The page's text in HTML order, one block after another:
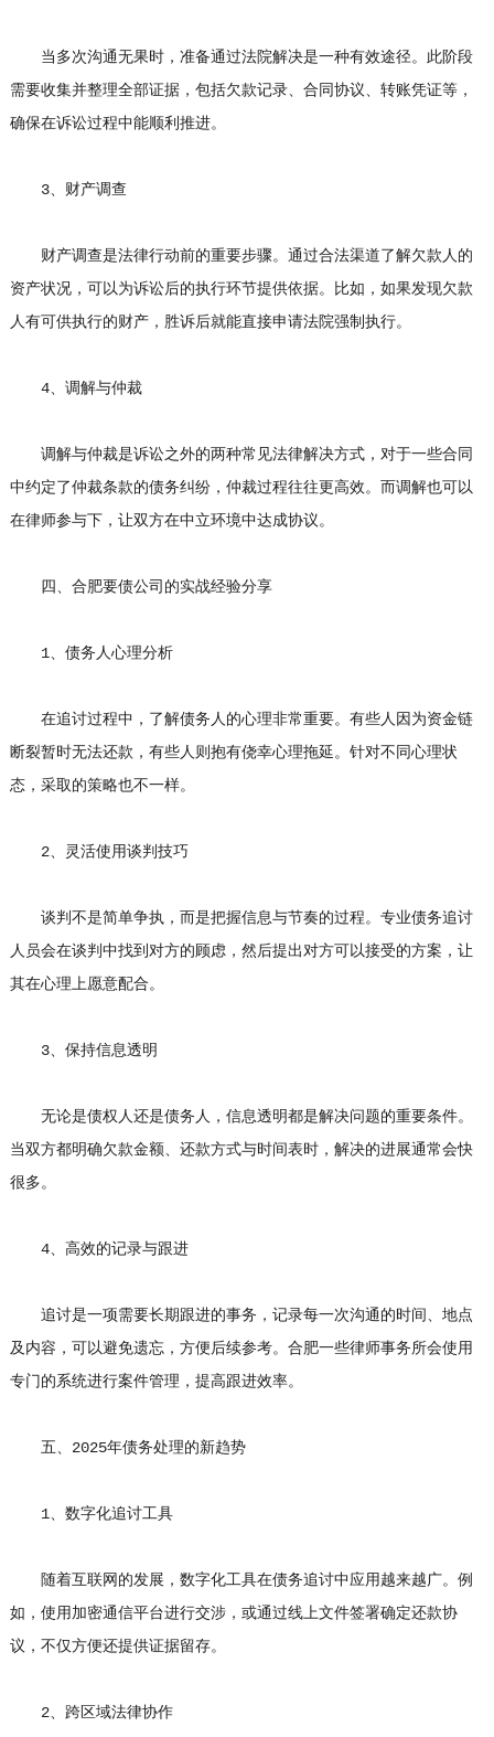
当多次沟通无果时，准备通过法院解决是一种有效途径。此阶段
需要收集并整理全部证据，包括欠款记录、合同协议、转账凭证等，
确保在诉讼过程中能顺利推进。
3、财产调查
财产调查是法律行动前的重要步骤。通过合法渠道了解欠款人的
资产状况，可以为诉讼后的执行环节提供依据。比如，如果发现欠款
人有可供执行的财产，胜诉后就能直接申请法院强制执行。
4、调解与仲裁
调解与仲裁是诉讼之外的两种常见法律解决方式，对于一些合同
中约定了仲裁条款的债务纠纷，仲裁过程往往更高效。而调解也可以
在律师参与下，让双方在中立环境中达成协议。
四、合肥要债公司的实战经验分享
1、债务人心理分析
在追讨过程中，了解债务人的心理非常重要。有些人因为资金链
断裂暂时无法还款，有些人则抱有侥幸心理拖延。针对不同心理状
态，采取的策略也不一样。
2、灵活使用谈判技巧
谈判不是简单争执，而是把握信息与节奏的过程。专业债务追讨
人员会在谈判中找到对方的顾虑，然后提出对方可以接受的方案，让
其在心理上愿意配合。
3、保持信息透明
无论是债权人还是债务人，信息透明都是解决问题的重要条件。
当双方都明确欠款金额、还款方式与时间表时，解决的进展通常会快
很多。
4、高效的记录与跟进
追讨是一项需要长期跟进的事务，记录每一次沟通的时间、地点
及内容，可以避免遗忘，方便后续参考。合肥一些律师事务所会使用
专门的系统进行案件管理，提高跟进效率。
五、2025年债务处理的新趋势
1、数字化追讨工具
随着互联网的发展，数字化工具在债务追讨中应用越来越广。例
如，使用加密通信平台进行交涉，或通过线上文件签署确定还款协
议，不仅方便还提供证据留存。
2、跨区域法律协作